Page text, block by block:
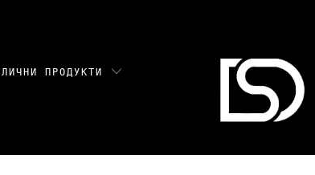
ПРОДУКТИ